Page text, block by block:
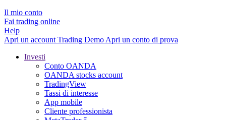
Il mio conto
Fai trading online
Help
Apri un account Trading Demo Apri un conto di prova
Investi
Conto OANDA
OANDA stocks account
TradingView
Tassi di interesse
App mobile
Cliente professionista